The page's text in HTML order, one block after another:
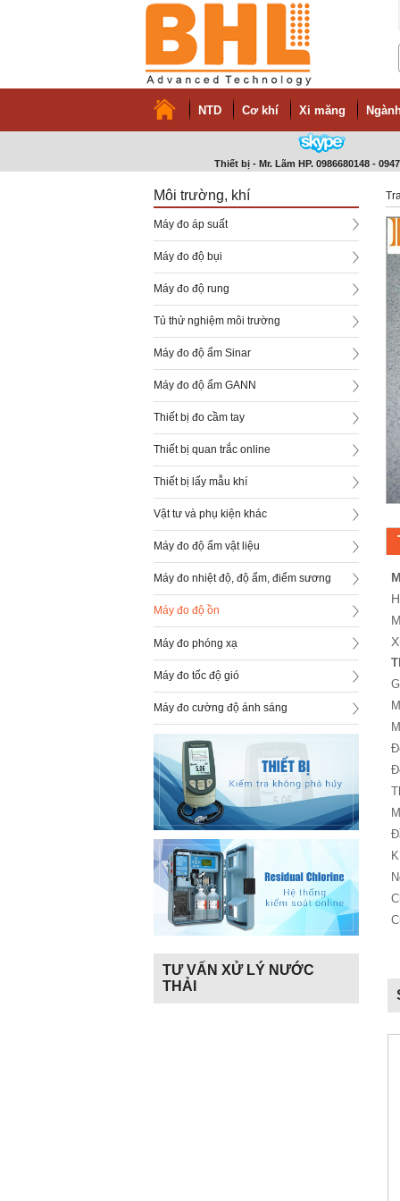
NTD Cơ khí Xi măng
Thiết bị - Mr. Lãm HP. 0986680148 -
Môi trường, khí
Máy đo áp suất
Máy đo độ bụi
Máy đo độ rung
Tủ thử nghiệm môi trường
Máy đo độ ẩm Sinar
Máy đo độ ẩm GANN
Thiết bị đo cầm tay
Thiết bị quan trắc online
Thiết bị lấy mẫu khí
Vật tư và phụ kiện khác
Máy đo độ ẩm vật liệu
Máy đo nhiệt độ, độ ẩm, điểm sương
Máy đo độ ồn
Máy đo phóng xạ
Máy đo tốc độ gió
Máy đo cường độ ánh sáng
TƯ VẤN XỬ LÝ NƯỚC
THẢI